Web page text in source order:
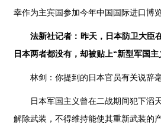
幸作为主宾国参加今年中国国际进口博
法新社记者：昨天，日本防卫大臣
日本两者都没有，却被贴上“新型军国
林剑：你提到的日本官员有关说辞
日本军国主义曾在二战期间犯下滔
解除武装，不得维持能使其重新武装的